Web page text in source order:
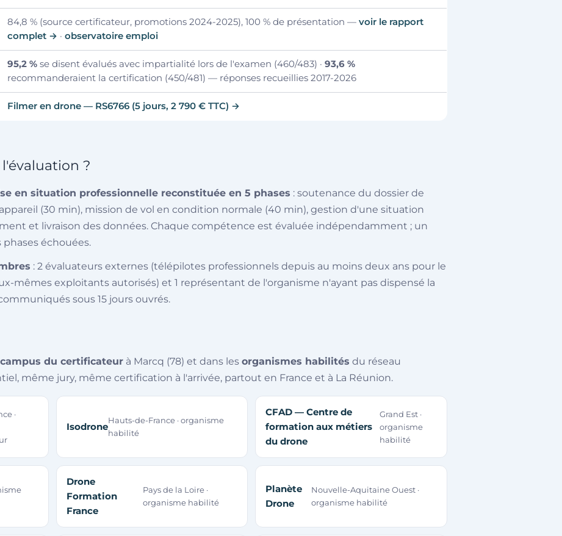
84,8 % (source certificateur, promotions 2024-2025), 100 % de présentation — voir le rapport
complet → · observatoire emploi
95,2 % se disent évalués avec impartialité lors de l'examen (460/483) · 93,6 %
recommanderaient la certification (450/481) — réponses recueillies 2017-2026
Filmer en drone — RS6766 (5 jours, 2 790 € TTC) →
?
en situation professionnelle reconstituée en 5 phases : soutenance du dossier de
(30 min), mission de vol en condition normale (40 min), gestion d'une situation
et livraison des données. Chaque compétence est évaluée indépendamment ; un
échouées.
: 2 évaluateurs externes (télépilotes professionnels depuis au moins deux ans pour le
mêmes exploitants autorisés) et 1 représentant de l'organisme n'ayant pas dispensé la
sous 15 jours ouvrés.
campus du certificateur à Marcq (78) et dans les organismes habilités du réseau
même jury, même certification à l'arrivée, partout en France et à La Réunion.
·
Isodrone
Hauts-de-France · organisme
habilité
CFAD — Centre de
formation aux métiers
du drone
Grand Est ·
organisme
habilité
Drone
Formation
France
Pays de la Loire ·
organisme habilité
Planète
Drone
Nouvelle-Aquitaine Ouest ·
organisme habilité